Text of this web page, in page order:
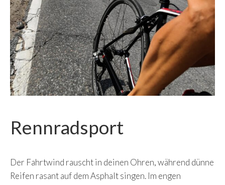
Rennradsport
Der Fahrtwind rauscht in deinen Ohren, während dünne
Reifen rasant auf dem Asphalt singen. Im engen